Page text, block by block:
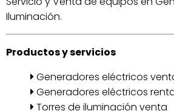
Iluminación.
Productos y servicios
Generadores eléctricos
Generadores eléctricos
Torres de iluminación venta